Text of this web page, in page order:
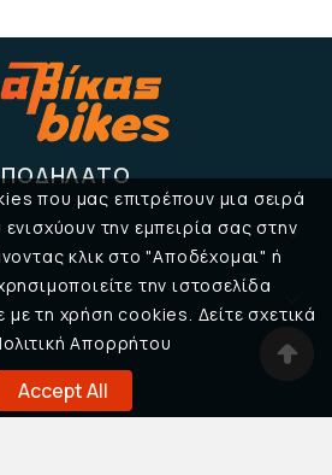
που μας επιτρέπουν μια σειρά
την εμπειρία σας στην
κλικ στο "Αποδέχομαι" ή
την ιστοσελίδα
τη χρήση cookies. Δείτε σχετικά
Απορρήτου
Accept All

